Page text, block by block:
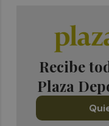
Recibe
Plaza